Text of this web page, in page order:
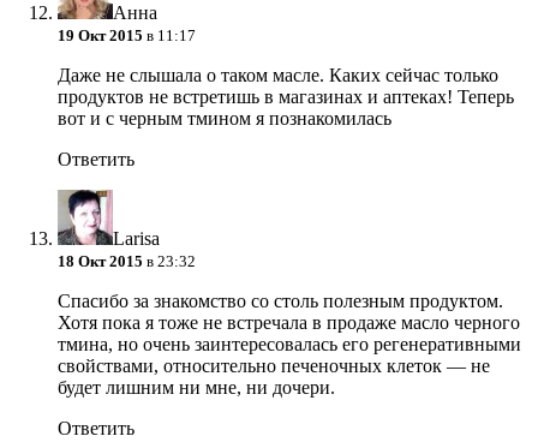
Анна
19 Окт 2015 в 11:17
Даже не слышала о таком масле. Каких сейчас только
продуктов не встретишь в магазинах и аптеках! Теперь
вот и с черным тмином я познакомилась
Ответить
Larisa
18 Окт 2015 в 23:32
Спасибо за знакомство со столь полезным продуктом.
Хотя пока я тоже не встречала в продаже масло черного
тмина, но очень заинтересовалась его регенеративными
свойствами, относительно печеночных клеток — не
будет лишним ни мне, ни дочери.
Ответить